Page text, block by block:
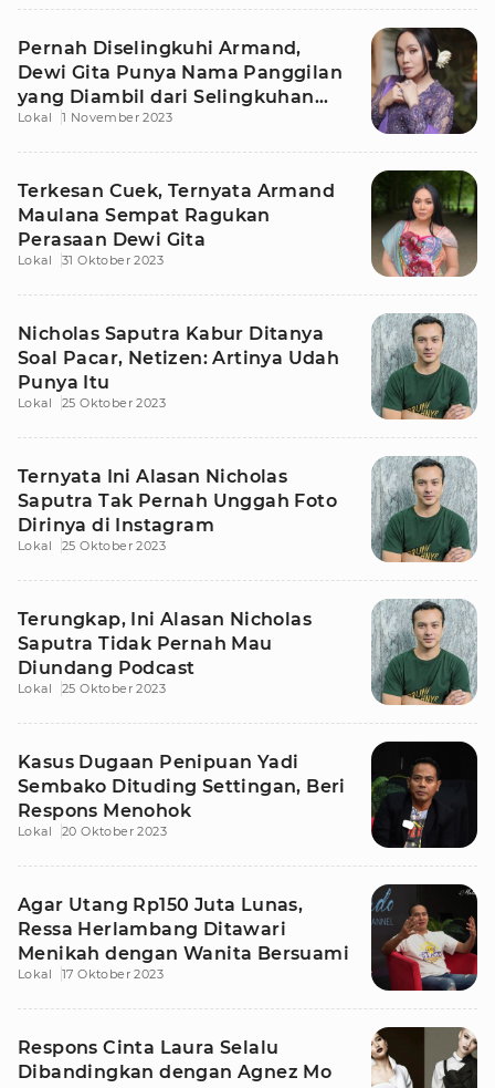
Pernah Diselingkuhi Armand,
Dewi Gita Punya Nama Panggilan
yang Diambil dari Selingkuhan
Ayahnya
Lokal 1 November 2023
Terkesan Cuek, Ternyata Armand
Maulana Sempat Ragukan
Perasaan Dewi Gita
Lokal 31 Oktober 2023
Nicholas Saputra Kabur Ditanya
Soal Pacar, Netizen: Artinya Udah
Punya Itu
Lokal 25 Oktober 2023
Ternyata Ini Alasan Nicholas
Saputra Tak Pernah Unggah Foto
Dirinya di Instagram
Lokal 25 Oktober 2023
Terungkap, Ini Alasan Nicholas
Saputra Tidak Pernah Mau
Diundang Podcast
Lokal 25 Oktober 2023
Kasus Dugaan Penipuan Yadi
Sembako Dituding Settingan, Beri
Respons Menohok
Lokal 20 Oktober 2023
Agar Utang Rp150 Juta Lunas,
Ressa Herlambang Ditawari
Menikah dengan Wanita Bersuami
Lokal 17 Oktober 2023
Respons Cinta Laura Selalu
Dibandingkan dengan Agnez Mo